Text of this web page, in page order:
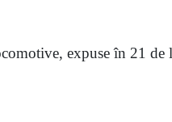
expuse în 21